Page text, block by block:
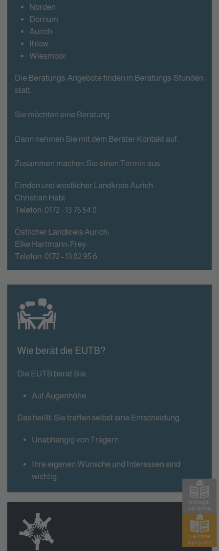
Norden
Dornum
Aurich
Ihlow
Wiesmoor
Die Beratungs-Angebote finden in Beratungs-Stunden
statt.
Sie möchten eine Beratung.
Dann nehmen Sie mit dem Berater Kontakt auf.
Zusammen machen Sie einen Termin aus.
Emden und westlicher Landkreis Aurich:
Christian Habl
Telefon: 0172 - 13 75 54 8
Östlicher Landkreis Aurich:
Elke Hartmann-Frey
Telefon: 0172 - 13 82 95 6
Wie berät die EUTB?
Die EUTB berät Sie:
Auf Augenhöhe.
Das heißt: Sie treffen selbst eine Entscheidung.
Unabhängig von Trägern.
Ihre eigenen Wünsche und Interessen sind
wichtig.